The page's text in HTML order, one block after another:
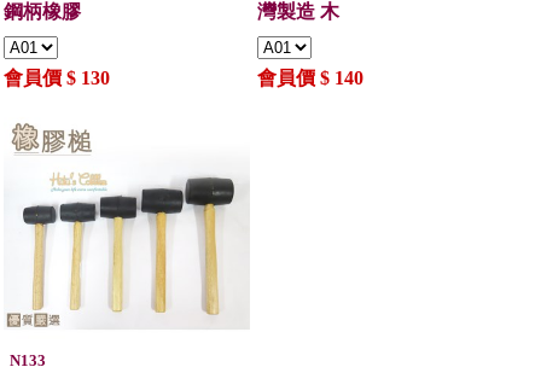
鋼柄橡膠
會員價 $ 130
灣製造 木
會員價 $ 140
N133